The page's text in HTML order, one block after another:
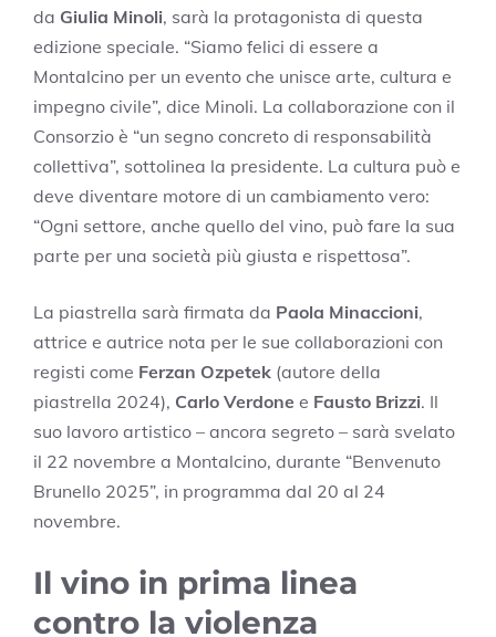
da Giulia Minoli, sarà la protagonista di questa
edizione speciale. “Siamo felici di essere a
Montalcino per un evento che unisce arte, cultura e
impegno civile”, dice Minoli. La collaborazione con il
Consorzio è “un segno concreto di responsabilità
collettiva”, sottolinea la presidente. La cultura può e
deve diventare motore di un cambiamento vero:
“Ogni settore, anche quello del vino, può fare la sua
parte per una società più giusta e rispettosa”.
La piastrella sarà firmata da Paola Minaccioni,
attrice e autrice nota per le sue collaborazioni con
registi come Ferzan Ozpetek (autore della
piastrella 2024), Carlo Verdone e Fausto Brizzi. Il
suo lavoro artistico – ancora segreto – sarà svelato
il 22 novembre a Montalcino, durante “Benvenuto
Brunello 2025”, in programma dal 20 al 24
novembre.
Il vino in prima linea
contro la violenza